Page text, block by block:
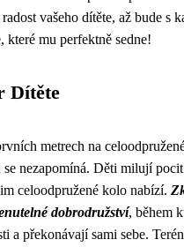
vašeho dítěte, až bude s
které mu perfektně sedne!
Dítěte
metrech na
se nezapomíná. Děti milují pocit
celoodpružené kolo nabízí.
dobrodružství, během
a překonávají sami sebe.